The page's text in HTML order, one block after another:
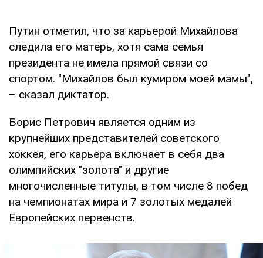
Путин отметил, что за карьерой Михайлова
следила его матерь, хотя сама семья
президента не имела прямой связи со
спортом. "Михайлов был кумиром моей мамы",
– сказал диктатор.
Борис Петрович является одним из
крупнейших представителей советского
хоккея, его карьера включает в себя два
олимпийских "золота" и другие
многочисленные титулы, в том числе 8 побед
на чемпионатах мира и 7 золотых медалей
Европейских первенств.